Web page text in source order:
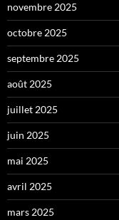
novembre 2025
octobre 2025
septembre 2025
août 2025
juillet 2025
juin 2025
mai 2025
avril 2025
mars 2025